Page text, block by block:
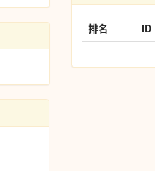
排名 ID